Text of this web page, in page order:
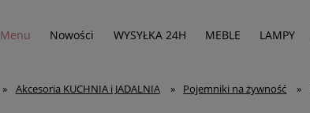
Menu Nowości WYSYŁKA 24H MEBLE LAMPY
» Akcesoria KUCHNIA i JADALNIA » Pojemniki na żywność »